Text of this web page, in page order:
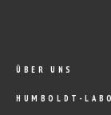
ÜBER UNS
HUMBOLDT-